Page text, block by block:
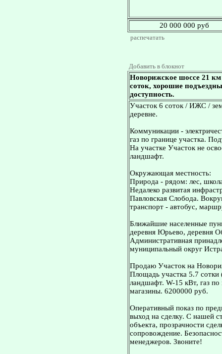
20 000 000 руб
распечатать
Добавить в блокнот
Новорижское шоссе 21
соток, хорошие
доступность.
Участок 6 соток / ИЖС /
деревне.
Коммуникации -
газ по границе участка.
На участке Участок не
ландшафт.
Окружающая местность:
Природа - рядом: лес,
Недалеко развитая
Павловская Слобода.
транспорт - автобус,
Ближайшие населенные
деревня Юрьево, деревня
Административная
муниципальный округ
Продаю Участок на
Площадь участка 5.7
ландшафт. W-15 кВт, газ по
магазины. 6200000 руб.
Оперативный показ по
выход на сделку. С нашей
объекта, прозрачности
сопровождение.
менеджеров. Звоните!